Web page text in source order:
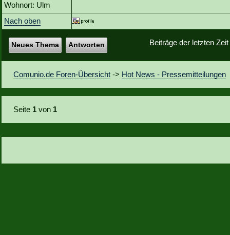
Wohnort: Ulm
Nach oben
Beiträge der letzten
Neues Thema Antworten
Comunio.de Foren-Übersicht -> Hot News - Pressemitteilungen
Seite 1 von 1